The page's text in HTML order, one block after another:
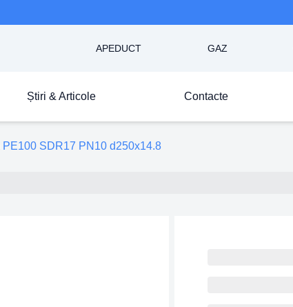
APEDUCT GAZ
Știri & Articole Contacte
SDR17 PN10 d250x14.8